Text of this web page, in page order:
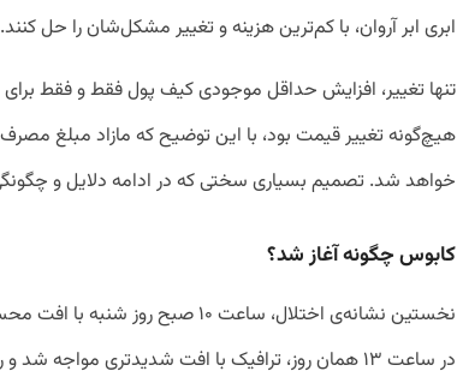
ابری ابر آروان، با کم‌ترین هزینه و تغییر مشکل‌شان را حل کنند.
تنها تغییر، افزایش حداقل موجودی کیف پول فقط و فقط
هیچ‌گونه تغییر قیمت بود، با این توضیح که مازاد مبلغ مصرف
خواهد شد. تصمیم بسیاری سختی که در ادامه دلایل و
کابوس چگونه آغاز شد؟
نخستین نشانه‌ی اختلال، ساعت ۱۰ صبح
در ساعت ۱۳ همان روز، ترافیک با افت شدیدتری مواجه